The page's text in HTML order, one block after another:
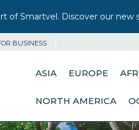
of Smartvel. Discover our new
BUSINESS
ASIA EUROPE
NORTH AMERICA